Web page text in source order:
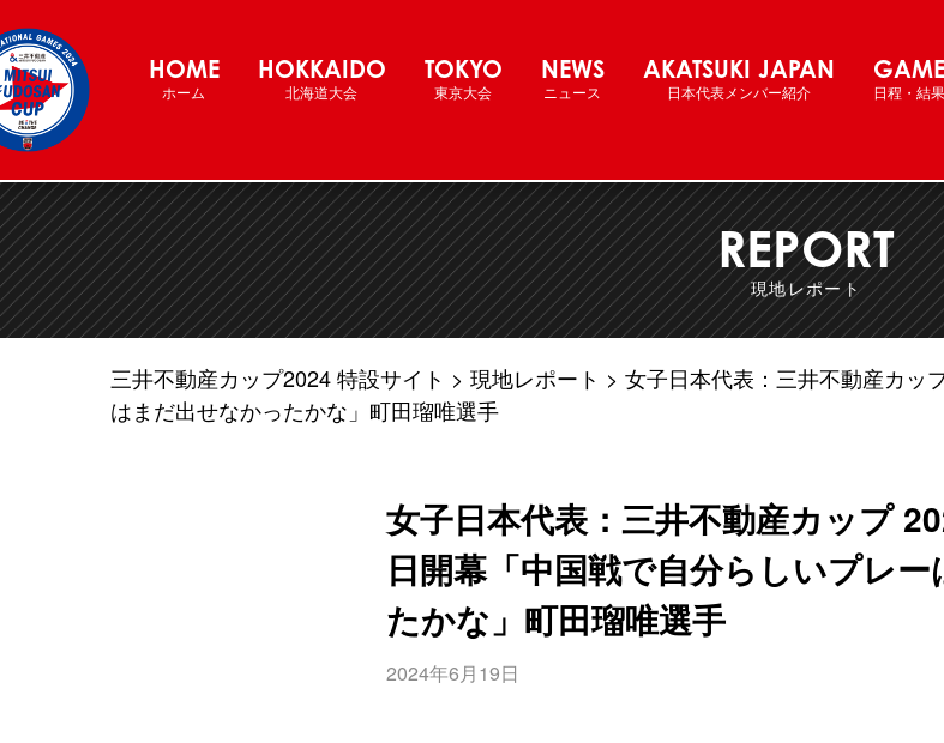
HOME
ホーム
HOKKAIDO
北海道大会
TOKYO
東京大会
NEWS
ニュース
AKATSUKI JAPAN
日本代表メンバー紹介
GAME
日程・結果
REPORT
現地レポート
三井不動産カップ2024 特設サイト 現地レポート
女子日本代表：三井不動産カッ
はまだ出せなかったかな」町田瑠唯選手
女子日本代表：三井不動産カップ
日開幕「中国戦で自分らしいプレ
たかな」町田瑠唯選手
2024年6月19日